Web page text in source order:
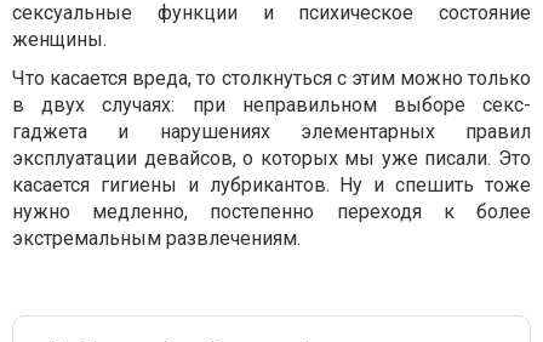
сексуальные функции и психическое состояние
женщины.
Что касается вреда, то столкнуться с этим можно только
в двух случаях: при неправильном выборе секс-
гаджета и нарушениях элементарных правил
эксплуатации девайсов, о которых мы уже писали. Это
касается гигиены и лубрикантов. Ну и спешить тоже
нужно медленно, постепенно переходя к более
экстремальным развлечениям.